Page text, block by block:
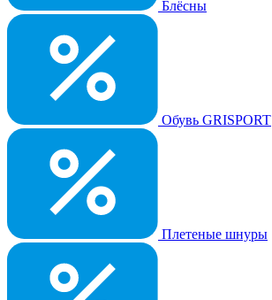
Блёсны
Обувь GRISPORT
Плетеные шнуры